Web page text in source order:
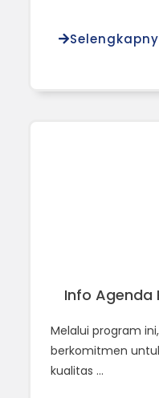
Info Agenda
Melalui program
berkomitmen
kualitas ...